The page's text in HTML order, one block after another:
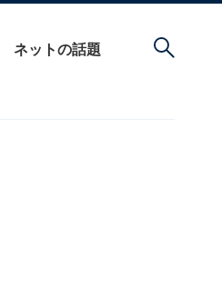
ネットの話題